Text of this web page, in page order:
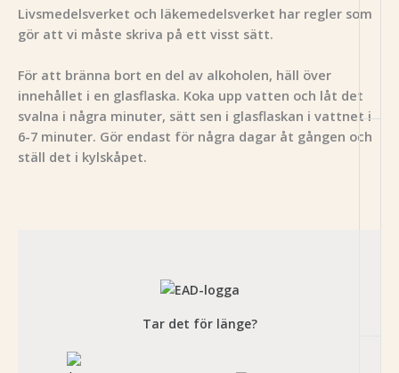
Livsmedelsverket och läkemedelsverket har regler som
gör att vi måste skriva på ett visst sätt.
För att bränna bort en del av alkoholen, häll över
innehållet i en glasflaska. Koka upp vatten och låt det
svalna i några minuter, sätt sen i glasflaskan i vattnet i
6-7 minuter. Gör endast för några dagar åt gången och
ställ det i kylskåpet.
Tar det för länge?